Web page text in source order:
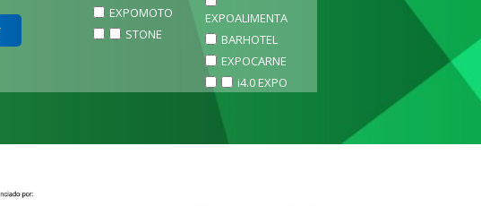
EXPOMOTO
STONE
EXPOALIMENTA
BARHOTEL
EXPOCARNE
i4.0 EXPO